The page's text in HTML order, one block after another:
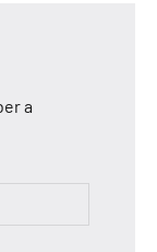
a